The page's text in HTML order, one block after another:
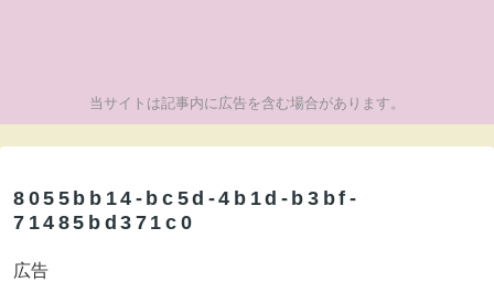
当サイトは記事内に広告を含む場合があります。
8055bb14-bc5d-4b1d-b3bf-
71485bd371c0
広告